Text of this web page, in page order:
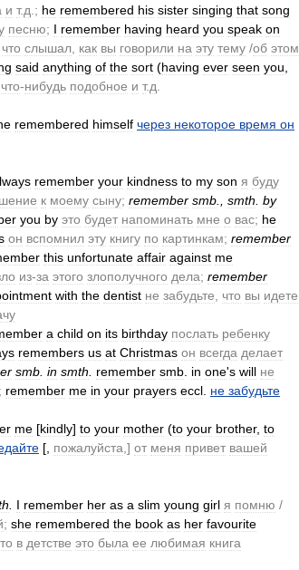
и т.д .; he remembered his sister singing that song
песню; I remember having heard you speak on
что слышал как вы говорили на эту тему /об этом
said anything of the sort (having ever seen you
что-нибудь подобное и т.д
remembered himself через некоторое время он
remember your kindness to my son я буду
к моему сыну; remember smb smth by
you by это будет напоминать мне о вас; he
он вспомнил эту книгу по картинкам; remember
this unfortunate affair against me
из-за этого злополучного дела; remember
with the dentist не забудьте что вы идете
a child on its birthday послать ребенку
remembers us at Christmas он всегда делает
smb in smth remember smb in one's will не
; remember me in your prayers eccl не забудьте
me [kindly] to your mother (to your brother, to
[, пожалуйста ,] от меня привет вашей
I remember her as a slim young girl я помню /
; she remembered the book as her favourite
в детстве это была ее любимая книга